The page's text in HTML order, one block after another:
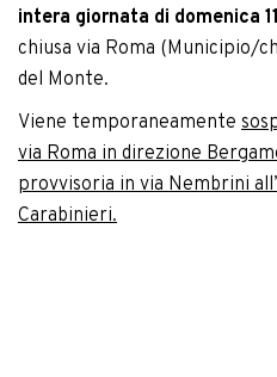
intera giornata di domenica
chiusa via Roma (Municipio/
del Monte.
Viene temporaneamente
via Roma in direzione
provvisoria in via Nembrini
Carabinieri.